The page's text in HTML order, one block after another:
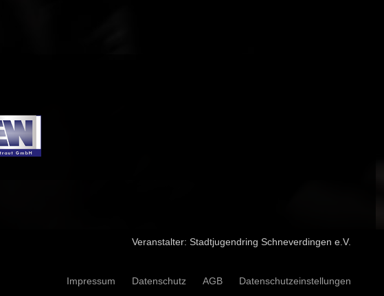
Veranstalter: Stadtjugendring Schneverdingen e.V.
Navigation überspringen
Impressum Datenschutz AGB Datenschutzeinstellungen